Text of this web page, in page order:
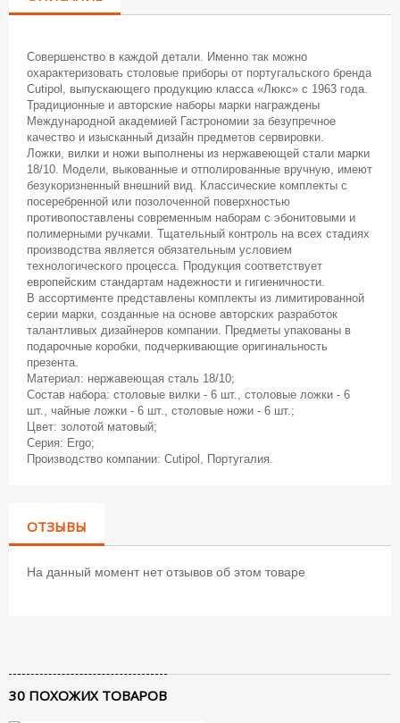
Совершенство в каждой детали. Именно так можно
охарактеризовать столовые приборы от португальского бренда
Cutipol, выпускающего продукцию класса «Люкс» с 1963 года.
Традиционные и авторские наборы марки награждены
Международной академией Гастрономии за безупречное
качество и изысканный дизайн предметов сервировки.
Ложки, вилки и ножи выполнены из нержавеющей стали марки
18/10. Модели, выкованные и отполированные вручную, имеют
безукоризненный внешний вид. Классические комплекты с
посеребренной или позолоченной поверхностью
противопоставлены современным наборам с эбонитовыми и
полимерными ручками. Тщательный контроль на всех стадиях
производства является обязательным условием
технологического процесса. Продукция соответствует
европейским стандартам надежности и гигиеничности.
В ассортименте представлены комплекты из лимитированной
серии марки, созданные на основе авторских разработок
талантливых дизайнеров компании. Предметы упакованы в
подарочные коробки, подчеркивающие оригинальность
презента.
Материал: нержавеющая сталь 18/10;
Состав набора: столовые вилки - 6 шт., столовые ложки - 6
шт., чайные ложки - 6 шт., столовые ножи - 6 шт.;
Цвет: золотой матовый;
Серия: Ergo;
Производство компании: Cutipol, Португалия.
ОТЗЫВЫ
На данный момент нет отзывов об этом товаре
30 ПОХОЖИХ ТОВАРОВ